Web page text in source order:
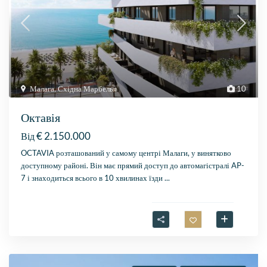
10
Малага,Східна Марбелья
Октавія
Від€ 2.150.000
OCTAVIA розташований у самому центрі Малаги, у винятково
доступному районі. Він має прямий доступ до автомагістралі AP-
7 і знаходиться всього в 10 хвилинах їзди...